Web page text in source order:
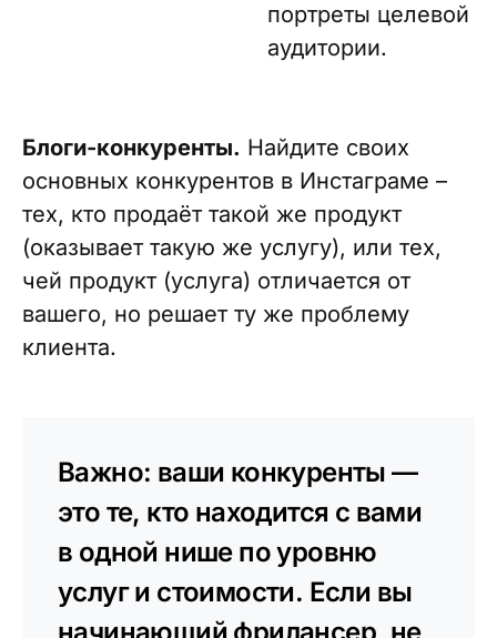
портреты целевой
аудитории.
Блоги-конкуренты. Найдите своих
основных конкурентов в Инстаграме –
тех, кто продаёт такой же продукт
(оказывает такую же услугу), или тех,
чей продукт (услуга) отличается от
вашего, но решает ту же проблему
клиента.
Важно: ваши конкуренты —
это те, кто находится с вами
в одной нише по уровню
услуг и стоимости. Если вы